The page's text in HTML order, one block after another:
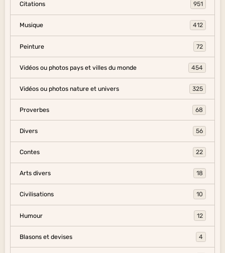
Citations 951
Musique 412
Peinture 72
Vidéos ou photos pays et villes du monde 454
Vidéos ou photos nature et univers 325
Proverbes 68
Divers 56
Contes 22
Arts divers 18
Civilisations 10
Humour 12
Blasons et devises 4